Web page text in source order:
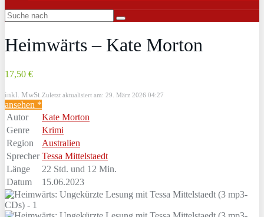
Heimwärts – Kate Morton
17,50 €
inkl. MwSt. Zuletzt aktualisiert am: 29. März 2026 04:27
ansehen *
Autor
Kate Morton
Genre
Krimi
Region
Australien
Sprecher Tessa Mittelstaedt
Länge
22 Std. und 12 Min.
Datum
15.06.2023